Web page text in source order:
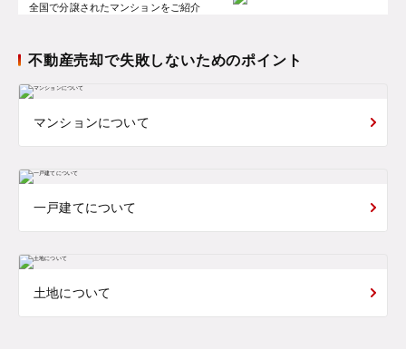
全国で分譲されたマンションをご紹介
不動産売却で失敗しないためのポイント
マンションについて
一戸建てについて
土地について